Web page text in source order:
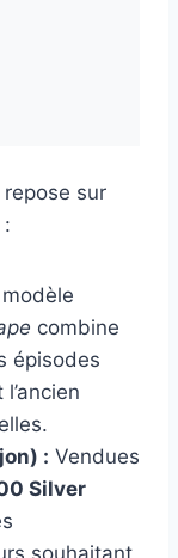
repose sur
combine
épisodes
: Vendues
Silver
souhaitant